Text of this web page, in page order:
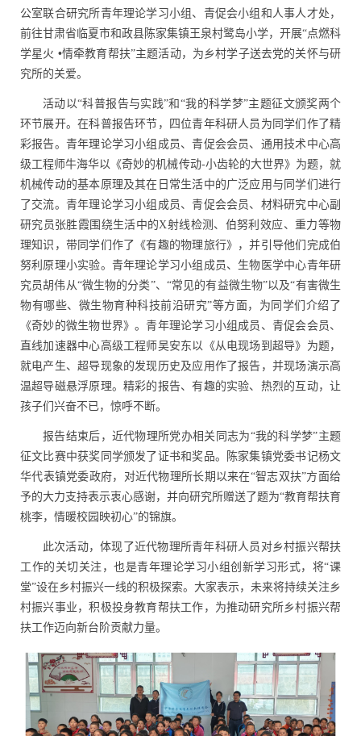
公室联合研究所青年理论学习小组、青促会小组和人事人才处，
前往甘肃省临夏市和政县陈家集镇王泉村鹭岛小学，开展“点燃科
学星火 •情牵教育帮扶”主题活动，为乡村学子送去党的关怀与研
究所的关爱。
活动以“科普报告与实践”和“我的科学梦”主题征文颁奖两个
环节展开。在科普报告环节，四位青年科研人员为同学们作了精
彩报告。青年理论学习小组成员、青促会会员、通用技术中心高
级工程师牛海华以《奇妙的机械传动-小齿轮的大世界》为题，就
机械传动的基本原理及其在日常生活中的广泛应用与同学们进行
了交流。青年理论学习小组成员、青促会会员、材料研究中心副
研究员张胜霞围绕生活中的X射线检测、伯努利效应、重力等物
理知识，带同学们作了《有趣的物理旅行》，并引导他们完成伯
努利原理小实验。 青年理论学习小组成员、生物医学中心青年研
究员胡伟从“微生物的分类”、“常见的有益微生物”以及“有害微生
物有哪些、微生物育种科技前沿研究”等方面，为同学们介绍了
《奇妙的微生物世界》。青年理论学习小组成员、青促会会员、
直线加速器中心高级工程师吴安东以《从电现场到超导》为题，
就电产生、超导现象的发现历史及应用作了报告，并现场演示高
温超导磁悬浮原理。精彩的报告、有趣的实验、热烈的互动，让
孩子们兴奋不已，惊呼不断。
报告结束后，近代物理所党办相关同志为“我的科学梦”主题
征文比赛中获奖同学颁发了证书和奖品。陈家集镇党委书记杨文
华代表镇党委政府，对近代物理所长期以来在“智志双扶”方面给
予的大力支持表示衷心感谢，并向研究所赠送了题为“教育帮扶育
桃李，情暖校园映初心”的锦旗。
此次活动，体现了近代物理所青年科研人员对乡村振兴帮扶
工作的关切关注，也是青年理论学习小组创新学习形式，将“课
堂”设在乡村振兴一线的积极探索。大家表示，未来将持续关注乡
村振兴事业，积极投身教育帮扶工作，为推动研究所乡村振兴帮
扶工作迈向新台阶贡献力量。